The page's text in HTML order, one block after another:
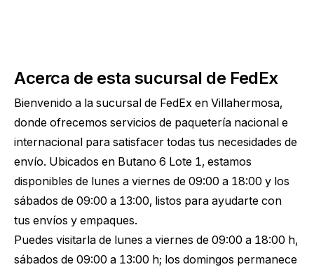
Acerca de esta sucursal de FedEx
Bienvenido a la sucursal de FedEx en Villahermosa,
donde ofrecemos servicios de paquetería nacional e
internacional para satisfacer todas tus necesidades de
envío. Ubicados en Butano 6 Lote 1, estamos
disponibles de lunes a viernes de 09:00 a 18:00 y los
sábados de 09:00 a 13:00, listos para ayudarte con
tus envíos y empaques.
Puedes visitarla de lunes a viernes de 09:00 a 18:00 h,
sábados de 09:00 a 13:00 h; los domingos permanece